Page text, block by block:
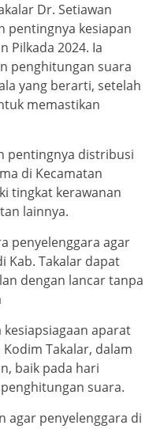
Dr. Setiawan
pentingnya kesiapan
Pilkada 2024. Ia
penghitungan suara
yang berarti, setelah
memastikan
pentingnya distribusi
di Kecamatan
tingkat kerawanan
lainnya.
penyelenggara agar
Kab. Takalar dapat
dengan lancar tanpa
aparat
Takalar, dalam
baik pada hari
suara.
agar penyelenggara di